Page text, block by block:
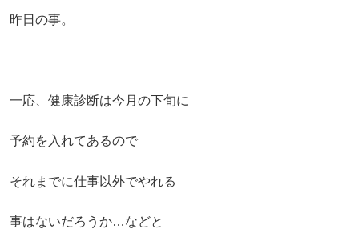
昨日の事。
一応、健康診断は今月の下旬に
予約を入れてあるので
それまでに仕事以外でやれる
事はないだろうか…などと